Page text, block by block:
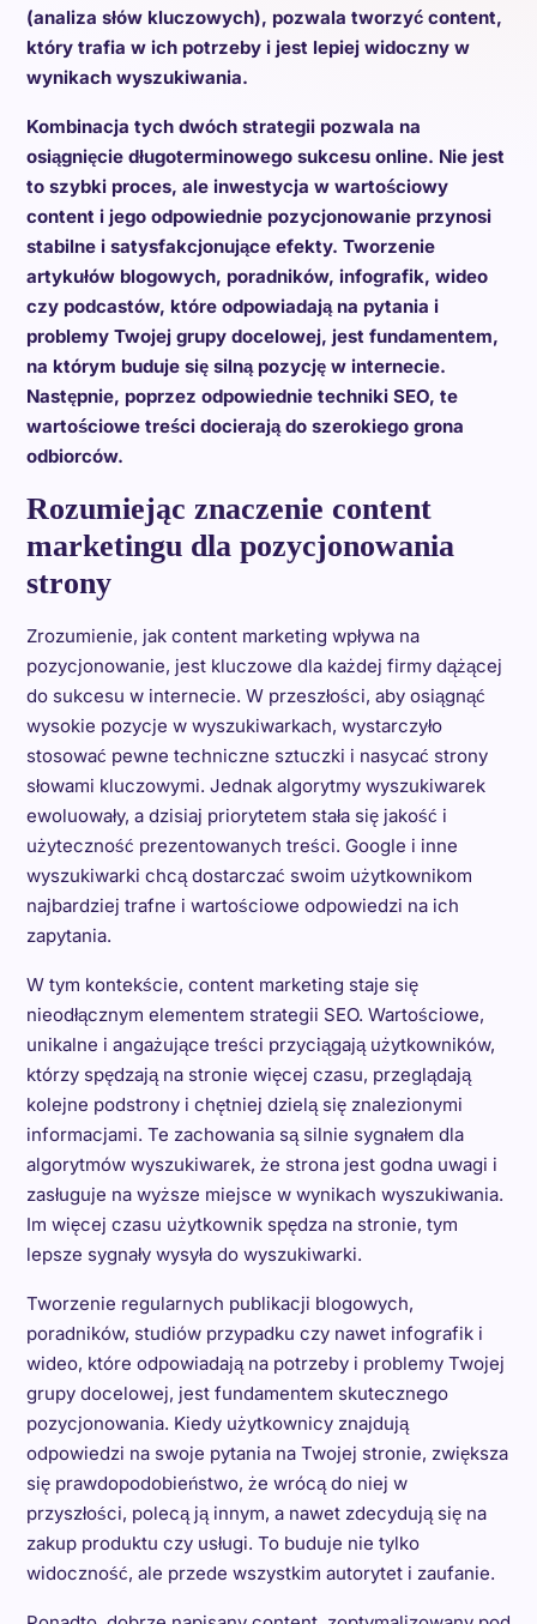
(analiza słów kluczowych), pozwala tworzyć content,
który trafia w ich potrzeby i jest lepiej widoczny w
wynikach wyszukiwania.
Kombinacja tych dwóch strategii pozwala na
osiągnięcie długoterminowego sukcesu online. Nie jest
to szybki proces, ale inwestycja w wartościowy
content i jego odpowiednie pozycjonowanie przynosi
stabilne i satysfakcjonujące efekty. Tworzenie
artykułów blogowych, poradników, infografik, wideo
czy podcastów, które odpowiadają na pytania i
problemy Twojej grupy docelowej, jest fundamentem,
na którym buduje się silną pozycję w internecie.
Następnie, poprzez odpowiednie techniki SEO, te
wartościowe treści docierają do szerokiego grona
odbiorców.
Rozumiejąc znaczenie content
marketingu dla pozycjonowania
strony
Zrozumienie, jak content marketing wpływa na
pozycjonowanie, jest kluczowe dla każdej firmy dążącej
do sukcesu w internecie. W przeszłości, aby osiągnąć
wysokie pozycje w wyszukiwarkach, wystarczyło
stosować pewne techniczne sztuczki i nasycać strony
słowami kluczowymi. Jednak algorytmy wyszukiwarek
ewoluowały, a dzisiaj priorytetem stała się jakość i
użyteczność prezentowanych treści. Google i inne
wyszukiwarki chcą dostarczać swoim użytkownikom
najbardziej trafne i wartościowe odpowiedzi na ich
zapytania.
W tym kontekście, content marketing staje się
nieodłącznym elementem strategii SEO. Wartościowe,
unikalne i angażujące treści przyciągają użytkowników,
którzy spędzają na stronie więcej czasu, przeglądają
kolejne podstrony i chętniej dzielą się znalezionymi
informacjami. Te zachowania są silnie sygnałem dla
algorytmów wyszukiwarek, że strona jest godna uwagi i
zasługuje na wyższe miejsce w wynikach wyszukiwania.
Im więcej czasu użytkownik spędza na stronie, tym
lepsze sygnały wysyła do wyszukiwarki.
Tworzenie regularnych publikacji blogowych,
poradników, studiów przypadku czy nawet infografik i
wideo, które odpowiadają na potrzeby i problemy Twojej
grupy docelowej, jest fundamentem skutecznego
pozycjonowania. Kiedy użytkownicy znajdują
odpowiedzi na swoje pytania na Twojej stronie, zwiększa
się prawdopodobieństwo, że wrócą do niej w
przyszłości, polecą ją innym, a nawet zdecydują się na
zakup produktu czy usługi. To buduje nie tylko
widoczność, ale przede wszystkim autorytet i zaufanie.